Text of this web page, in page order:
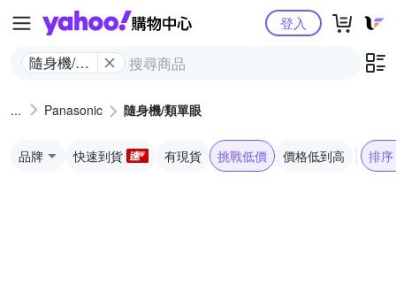
Yahoo購物中心
隨身機/類
登入
Panasonic 隨身機/類單眼
品牌 快速到貨 有現貨 挑戰低價 價格低到高 排序